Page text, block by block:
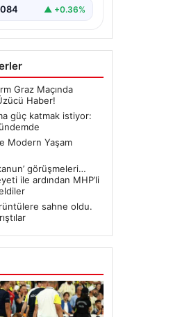
▲ +0.36%
Graz Maçında
Haber!
güç katmak istiyor:
Modern Yaşam
görüşmeleri…
ile ardından MHP’li
sahne oldu.